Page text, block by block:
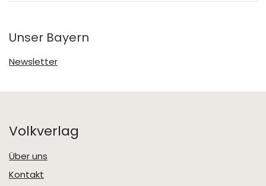
Unser Bayern
Newsletter
Volkverlag
Über uns
Kontakt